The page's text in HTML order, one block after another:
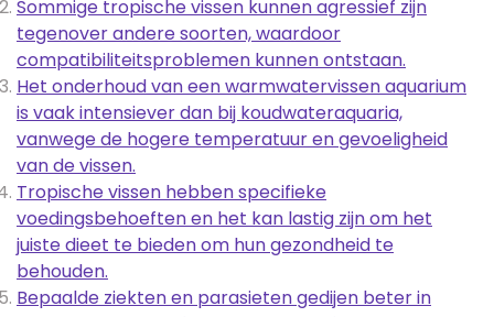
Sommige tropische vissen kunnen agressief zijn
tegenover andere soorten, waardoor
compatibiliteitsproblemen kunnen ontstaan.
Het onderhoud van een warmwatervissen aquarium
is vaak intensiever dan bij koudwateraquaria,
vanwege de hogere temperatuur en gevoeligheid
van de vissen.
Tropische vissen hebben specifieke
voedingsbehoeften en het kan lastig zijn om het
juiste dieet te bieden om hun gezondheid te
behouden.
Bepaalde ziekten en parasieten gedijen beter in